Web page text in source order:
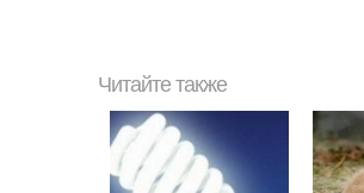
Читайте также